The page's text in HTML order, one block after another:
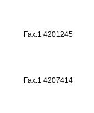
Fax:1 4201245
Fax:1 4207414